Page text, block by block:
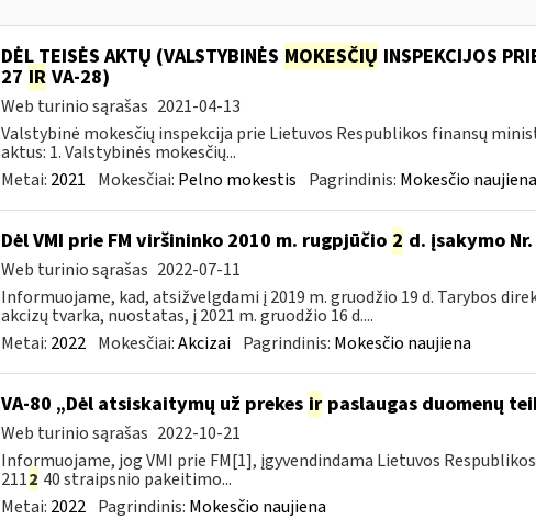
DĖL TEISĖS AKTŲ (VALSTYBINĖS MOKESČIŲ INSPEKCIJOS
27 IR VA-28)
Web turinio sąrašas 2021-04-13
Valstybinė mokesčių inspekcija prie Lietuvos Respublikos finansų
aktus: 1. Valstybinės mokesčių...
Metai: 2021 Mokesčiai: Pelno mokestis Pagrindinis: Mokesčio naujiena
Dėl VMI prie FM viršininko 2010 m. rugpjūčio 2 d. įsakymo
Web turinio sąrašas 2022-07-11
Informuojame, kad, atsižvelgdami į 2019 m. gruodžio 19 d. Tarybos
akcizų tvarka, nuostatas, į 2021 m. gruodžio 16 d....
Metai: 2022 Mokesčiai:Akcizai Pagrindinis: Mokesčio naujiena
VA-80 „Dėl atsiskaitymų už prekes irpaslaugas duomenų
Web turinio sąrašas 2022-10-21
Informuojame, jog VMI prie FM[1], įgyvendindama Lietuvos Respublikos
2112 40 straipsnio pakeitimo...
Metai: 2022 Pagrindinis: Mokesčio naujiena